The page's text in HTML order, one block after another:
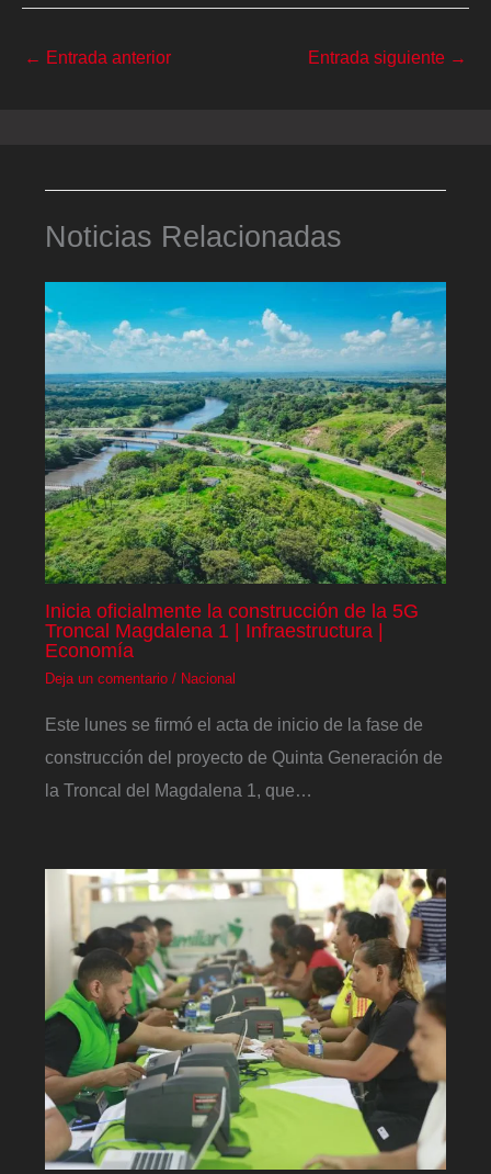
← Entrada anterior Entrada siguiente →
Noticias Relacionadas
Inicia oficialmente la construcción de la 5G
Troncal Magdalena 1 | Infraestructura |
Economía
Deja un comentario / Nacional
Este lunes se firmó el acta de inicio de la fase de
construcción del proyecto de Quinta Generación de
la Troncal del Magdalena 1, que…